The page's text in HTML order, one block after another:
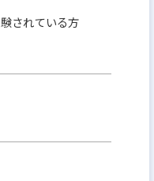
されている方